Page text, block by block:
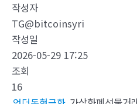
작성자
TG@bitcoinsyri
작성일
2026-05-29 17:25
조회
16